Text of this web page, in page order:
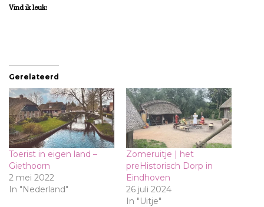
Vind ik leuk:
Gerelateerd
Toerist in eigen land –
Giethoorn
2 mei 2022
In "Nederland"
Zomeruitje | het
preHistorisch Dorp in
Eindhoven
26 juli 2024
In "Uitje"